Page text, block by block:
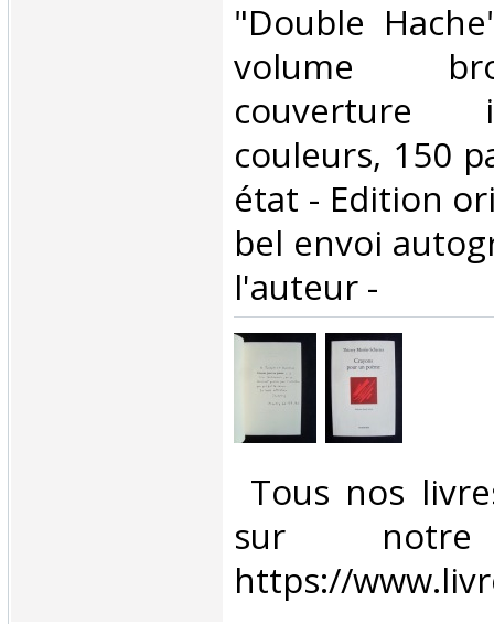
"Double
volume
couverture
couleurs, 150
état - Edition
bel envoi
l'auteur - ‎
Tous nos
sur
https://